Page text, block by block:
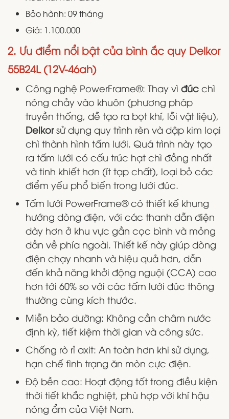
Bảo hành: 09 tháng
Giá: 1.100.000
2. Ưu điểm nổi bật của bình ắc quy Delkor
55B24L (12V-46ah)
Công nghệ PowerFrame®: Thay vì đúc chì
nóng chảy vào khuôn (phương pháp
truyền thống, dễ tạo ra bọt khí, lỗi vật liệu),
Delkorsử dụng quy trình rèn và dập kim loại
chì thành hình tấm lưới. Quá trình này tạo
ra tấm lưới có cấu trúc hạt chì đồng nhất
và tinh khiết hơn (ít tạp chất), loại bỏ các
điểm yếu phổ biến trong lưới đúc.
Tấm lưới PowerFrame® có thiết kế khung
hướng dòng điện, với các thanh dẫn điện
dày hơn ở khu vực gần cọc bình và mỏng
dần về phía ngoài. Thiết kế này giúp dòng
điện chạy nhanh và hiệu quả hơn, dẫn
đến khả năng khởi động nguội (CCA) cao
hơn tới 60% so với các tấm lưới đúc thông
thường cùng kích thước.
Miễn bảo dưỡng: Không cần châm nước
định kỳ, tiết kiệm thời gian và công sức.
Chống rò rỉ axit: An toàn hơn khi sử dụng,
hạn chế tình trạng ăn mòn cực điện.
Độ bền cao: Hoạt động tốt trong điều kiện
thời tiết khắc nghiệt, phù hợp với khí hậu
nóng ẩm của Việt Nam.